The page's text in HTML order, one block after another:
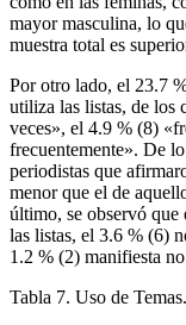
mayor masculina, lo
muestra total es
Por otro lado, el 23.7
utiliza las listas, de los
veces», el 4.9 % (8)
frecuentemente». De
periodistas que
menor que el de
último, se observó que
las listas, el 3.6 % (6)
1.2 % (2) manifiesta
Tabla 7. Uso de